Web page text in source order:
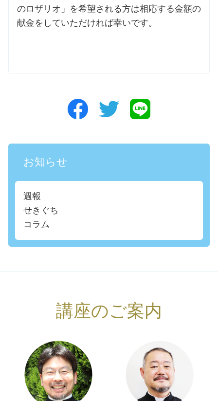
のロザリオ」を希望される方は相応する金額の
献金をしていただければ幸いです。
お知らせ
週報
せきぐち
コラム
講座のご案内